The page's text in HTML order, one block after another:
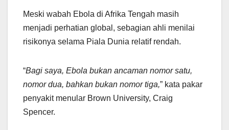
Meski wabah Ebola di Afrika Tengah masih
menjadi perhatian global, sebagian ahli menilai
risikonya selama Piala Dunia relatif rendah.
“Bagi saya, Ebola bukan ancaman nomor satu,
nomor dua, bahkan bukan nomor tiga,” kata pakar
penyakit menular Brown University, Craig
Spencer.